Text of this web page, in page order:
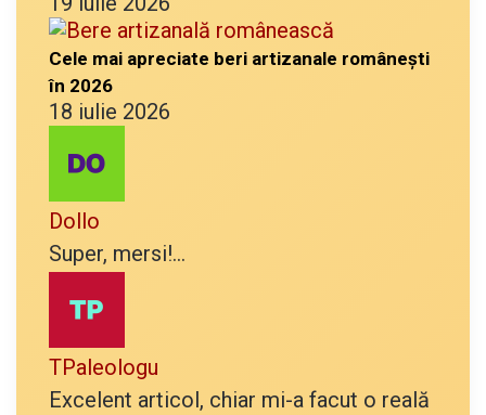
Cele mai apreciate beri artizanale românești
în 2026
18 iulie 2026
Dollo
Super, mersi!...
TPaleologu
Excelent articol, chiar mi-a facut o reală